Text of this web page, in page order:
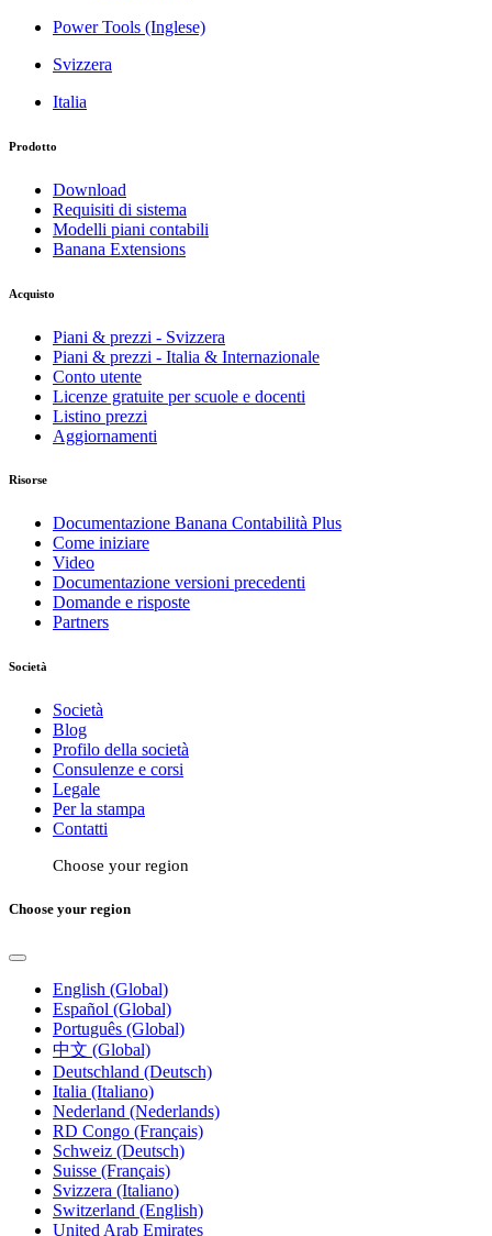
Power Tools (Inglese)
Svizzera
Italia
Prodotto
Download
Requisiti di sistema
Modelli piani contabili
Banana Extensions
Acquisto
Piani & prezzi - Svizzera
Piani & prezzi - Italia & Internazionale
Conto utente
Licenze gratuite per scuole e docenti
Listino prezzi
Aggiornamenti
Risorse
Documentazione Banana Contabilità Plus
Come iniziare
Video
Documentazione versioni precedenti
Domande e risposte
Partners
Società
Società
Blog
Profilo della società
Consulenze e corsi
Legale
Per la stampa
Contatti
Choose your region
Choose your region
English (Global)
Español (Global)
Português (Global)
中文 (Global)
Deutschland (Deutsch)
Italia (Italiano)
Nederland (Nederlands)
RD Congo (Français)
Schweiz (Deutsch)
Suisse (Français)
Svizzera (Italiano)
Switzerland (English)
United Arab Emirates